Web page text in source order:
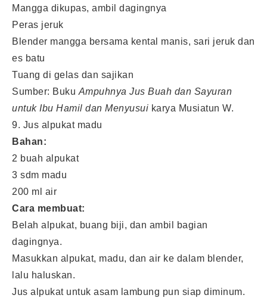
Mangga dikupas, ambil dagingnya
Peras jeruk
Blender mangga bersama kental manis, sari jeruk dan
es batu
Tuang di gelas dan sajikan
Sumber: Buku Ampuhnya Jus Buah dan Sayuran
untuk Ibu Hamil dan Menyusui karya Musiatun W.
9. Jus alpukat madu
Bahan:
2 buah alpukat
3 sdm madu
200 ml air
Cara membuat:
Belah alpukat, buang biji, dan ambil bagian
dagingnya.
Masukkan alpukat, madu, dan air ke dalam blender,
lalu haluskan.
Jus alpukat untuk asam lambung pun siap diminum.